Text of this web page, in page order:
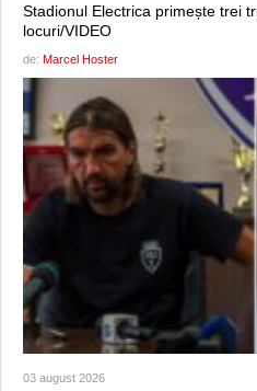
Stadionul Electrica primește trei
locuri/VIDEO
de: Marcel Hoster
03 august 2026